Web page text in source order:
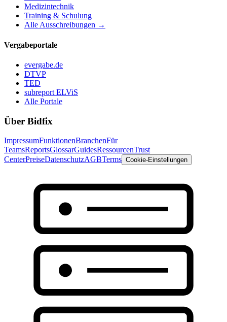
Medizintechnik
Training & Schulung
Alle Ausschreibungen →
Vergabeportale
evergabe.de
DTVP
TED
subreport ELViS
Alle Portale
Über Bidfix
ImpressumFunktionenBranchenFür
TeamsReportsGlossarGuidesRessourcenTrust
CenterPreiseDatenschutzAGBTerms Cookie-Einstellungen